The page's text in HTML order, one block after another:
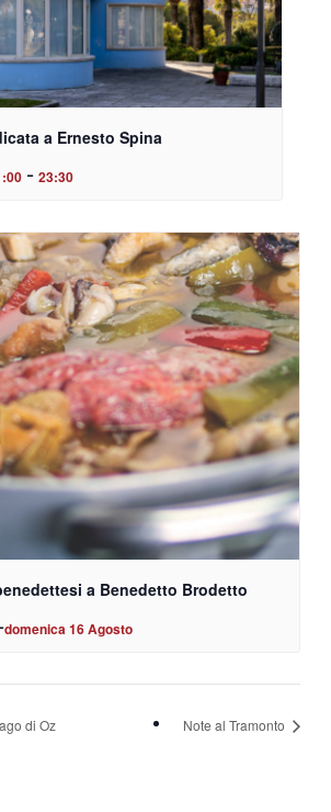
a Ernesto Spina
- 23:30
a Benedetto Brodetto
domenica 16 Agosto
di Oz Note al Tramonto